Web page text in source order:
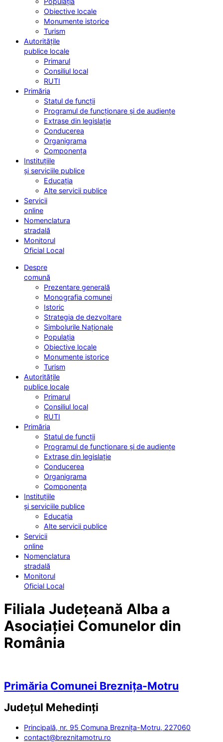
Obiective locale
Monumente istorice
Turism
Autoritățile
publice locale
Primarul
Consiliul local
RUTI
Primăria
Statul de funcții
Programul de funcționare și de audiențe
Extrase din legislație
Conducerea
Organigrama
Componența
Instituțiile
și serviciile publice
Educația
Alte servicii publice
Servicii
online
Nomenclatura
stradală
Monitorul
Oficial Local
Despre
comună
Prezentare generală
Monografia comunei
Istoric
Strategia de dezvoltare
Simbolurile Naționale
Populația
Obiective locale
Monumente istorice
Turism
Autoritățile
publice locale
Primarul
Consiliul local
RUTI
Primăria
Statul de funcții
Programul de funcționare și de audiențe
Extrase din legislație
Conducerea
Organigrama
Componența
Instituțiile
și serviciile publice
Educația
Alte servicii publice
Servicii
online
Nomenclatura
stradală
Monitorul
Oficial Local
Filiala Județeană Alba a
Asociației Comunelor din
România
Primăria Comunei Breznița-Motru
Județul Mehedinți
Principală, nr. 95 Comuna Breznița-Motru, 227060
contact@breznitamotru.ro